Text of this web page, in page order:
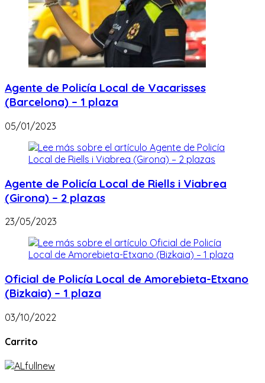
Agente de Policía Local de Vacarisses
(Barcelona) – 1 plaza
05/01/2023
Agente de Policía Local de Riells i Viabrea
(Girona) – 2 plazas
23/05/2023
Oficial de Policía Local de Amorebieta-Etxano
(Bizkaia) – 1 plaza
03/10/2022
Carrito